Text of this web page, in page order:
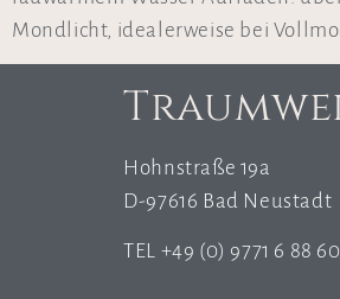
Mondlicht, idealerweise bei
Hohnstraße 19a
D-97616 Bad Neustadt
TEL +49 (0) 9771 6 88